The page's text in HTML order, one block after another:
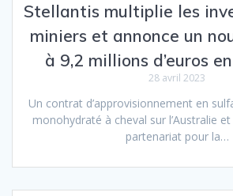
Stellantis multiplie les
miniers et annonce un
à 9,2 millions d’euros
28 avril 2023
Un contrat d’approvisionnement en
monohydraté à cheval sur l’Australie
partenariat pour la…